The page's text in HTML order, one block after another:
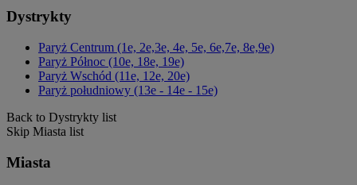
Dystrykty
Paryż Centrum (1e, 2e,3e, 4e, 5e, 6e,7e, 8e,9e)
Paryż Północ (10e, 18e, 19e)
Paryż Wschód (11e, 12e, 20e)
Paryż południowy (13e - 14e - 15e)
Back to Dystrykty list
Skip Miasta list
Miasta